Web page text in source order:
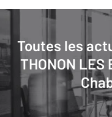
Toutes les actualités immobilières de
THONON
Actualités
Joyeux Noël à
La ville de Thonon
nous emmène dans un
thématiques toutes